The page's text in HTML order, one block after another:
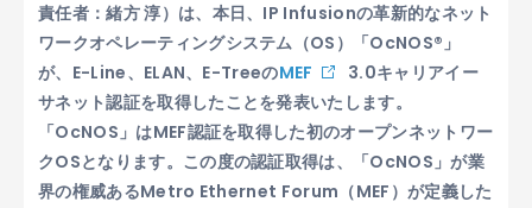
責任者：緒方 淳）は、本日、IP Infusionの革新的なネット
ワークオペレーティングシステム（OS）「OcNOS®」
が、E-Line、ELAN、E-TreeのMEF
3.0キャリアイー
サネット認証を取得したことを発表いたします。
「OcNOS」はMEF認証を取得した初のオープンネットワー
クOSとなります。この度の認証取得は、「OcNOS」が業
界の権威あるMetro Ethernet Forum（MEF）が定義した